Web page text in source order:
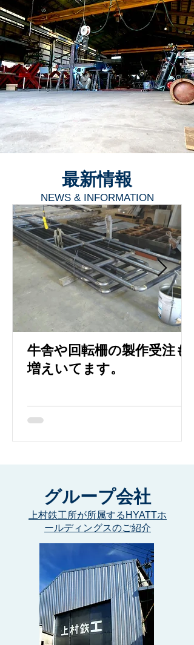
最新情報
NEWS & INFORMATION
牛舎や回転柵の製作受注も
増えいてます。
グループ会社
上村鉄工所が所属するHYATTホ
ールディングスのご紹介